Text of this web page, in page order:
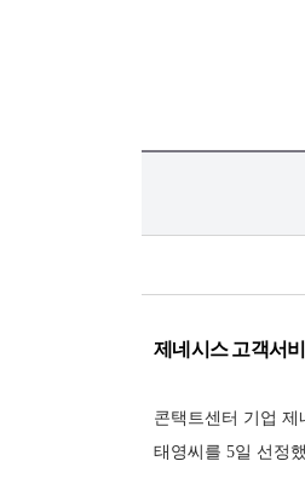
제네시스 고객서
콘택트센터 기업
태영씨를 5일 선정